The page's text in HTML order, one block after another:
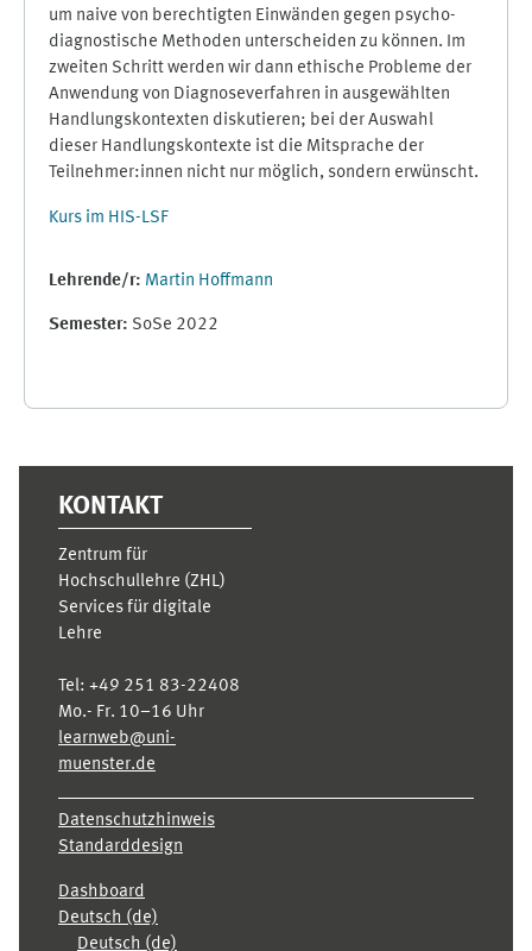
um naive von be­rech­tig­ten Einwänden gegen psycho­
diag­nos­tische Methoden unterscheiden zu können. Im
zweiten Schritt werden wir dann ethische Probleme der
An­wen­dung von Diagnoseverfahren in ausgewählten
Handlungskontexten dis­ku­­tieren; bei der Auswahl
dieser Hand­lungskontexte ist die Mitsprache der
Teilnehmer:innen nicht nur möglich, sondern erwünscht.
Kurs im HIS-LSF
Lehrende/r: Martin Hoffmann
Semester: SoSe 2022
KONTAKT
Zentrum für
Hochschullehre (ZHL)
Services für digitale
Lehre
Tel: +49 251 83-22408
Mo.- Fr. 10–16 Uhr
learnweb@uni-
muenster.de
Datenschutzhinweis
Standarddesign
Dashboard
Deutsch ‎(de)‎
Deutsch ‎(de)‎